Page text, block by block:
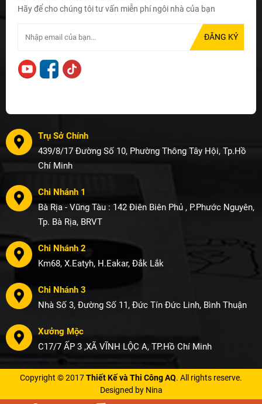
Hãy để cho chúng tôi tư vấn miễn phí ngôi nhà của bạn
Trụ Sở Chính
439/8/17 Đường Số 10, Phường Thông Tây Hội, Tp.Hồ
Chí Minh
Chi Nhánh 1
Bà Rịa - Vũng Tàu : 142 Điên Biên Phủ , P.Phước Nguyên,
Tp. Bà Rịa, BRVT
Chi Nhánh 2
Km68, X.Eatyh, H.Eakar, Đắk Lắk
Chi Nhánh 3
Nhà Số 3, Đường Số 11, Đức Tín Đức Linh, Bình Thuận
Xưởng Mộc
C17/7 ẤP 3 ,XÃ VĨNH LỘC A, TP.Hồ Chí Minh
Copyright © 2017Thiết Kế và Thi Công AQ. All rights reserve.
Designed by Nina